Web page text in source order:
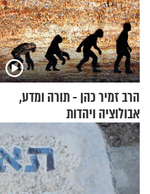
הרב זמיר כהן - תורה ומדע,
אבולוציה ויהדות